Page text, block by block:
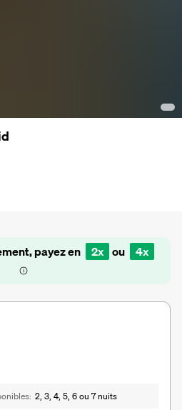
payez en 2x ou 4x
2, 3, 4, 5, 6 ou 7 nuits